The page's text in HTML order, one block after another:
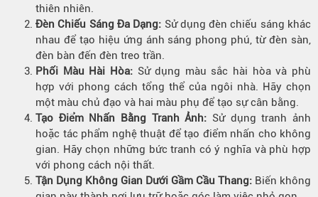
thiên nhiên.
Đèn Chiếu Sáng Đa Dạng: Sử dụng đèn chiếu sáng khác
nhau để tạo hiệu ứng ánh sáng phong phú, từ đèn sàn,
đèn bàn đến đèn treo trần.
Phối Màu Hài Hòa:Sử dụng màu sắc hài hòa và phù
hợp với phong cách tổng thể của ngôi nhà. Hãy chọn
một màu chủ đạo và hai màu phụ để tạo sự cân bằng.
Tạo Điểm Nhấn Bằng Tranh Ảnh: Sử dụng tranh ảnh
hoặc tác phẩm nghệ thuật để tạo điểm nhấn cho không
gian. Hãy chọn những bức tranh có ý nghĩa và phù hợp
với phong cách nội thất.
Tận Dụng Không Gian Dưới Gầm Cầu Thang: Biến không